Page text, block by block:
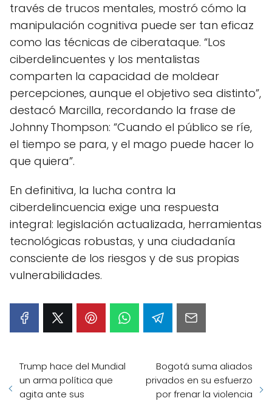
través de trucos mentales, mostró cómo la
manipulación cognitiva puede ser tan eficaz
como las técnicas de ciberataque. “Los
ciberdelincuentes y los mentalistas
comparten la capacidad de moldear
percepciones, aunque el objetivo sea distinto”,
destacó Marcilla, recordando la frase de
Johnny Thompson: “Cuando el público se ríe,
el tiempo se para, y el mago puede hacer lo
que quiera”.
En definitiva, la lucha contra la
ciberdelincuencia exige una respuesta
integral: legislación actualizada, herramientas
tecnológicas robustas, y una ciudadanía
consciente de los riesgos y de sus propias
vulnerabilidades.
Trump hace del Mundial
un arma política que
agita ante sus
Bogotá suma aliados
privados en su esfuerzo
por frenar la violencia